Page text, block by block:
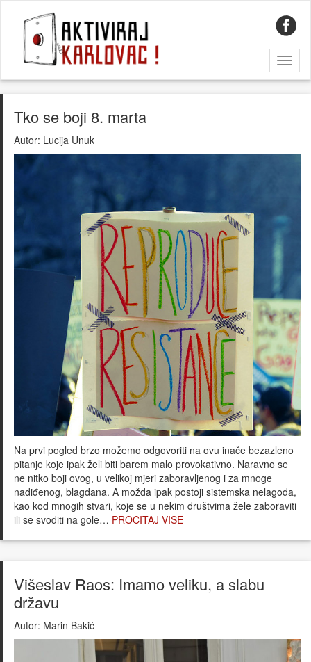
Tko se boji 8. marta
Autor: Lucija Unuk
Na prvi pogled brzo možemo odgovoriti na ovu inače bezazleno
pitanje koje ipak želi biti barem malo provokativno. Naravno se
ne nitko boji ovog, u velikoj mjeri zaboravljenog i za mnoge
nadiđenog, blagdana. A možda ipak postoji sistemska nelagoda,
kao kod mnogih stvari, koje se u nekim društvima žele zaboraviti
ili se svoditi na gole… PROČITAJ VIŠE
Višeslav Raos: Imamo veliku, a slabu
državu
Autor: Marin Bakić